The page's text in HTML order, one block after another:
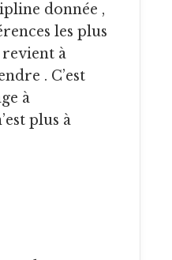
donnée ,
les plus
à
. C’est
à
plus à